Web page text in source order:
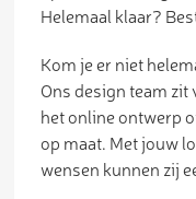
Helemaal klaar?
Kom je er niet
Ons design team
het online ontwerp
op maat. Met jouw
wensen kunnen zij